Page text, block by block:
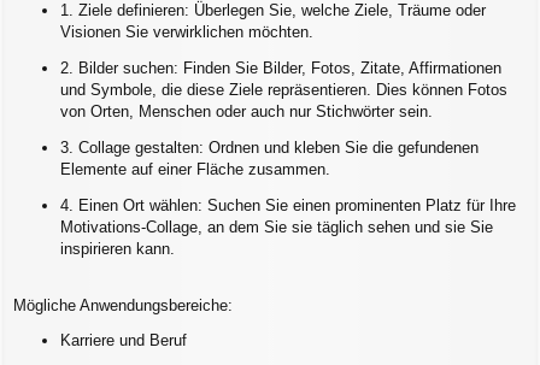
1. Ziele definieren: Überlegen Sie, welche Ziele, Träume oder
Visionen Sie verwirklichen möchten.
2. Bilder suchen: Finden Sie Bilder, Fotos, Zitate, Affirmationen
und Symbole, die diese Ziele repräsentieren. Dies können Fotos
von Orten, Menschen oder auch nur Stichwörter sein.
3. Collage gestalten: Ordnen und kleben Sie die gefundenen
Elemente auf einer Fläche zusammen.
4. Einen Ort wählen: Suchen Sie einen prominenten Platz für Ihre
Motivations-Collage, an dem Sie sie täglich sehen und sie Sie
inspirieren kann.
Mögliche Anwendungsbereiche:
Karriere und Beruf